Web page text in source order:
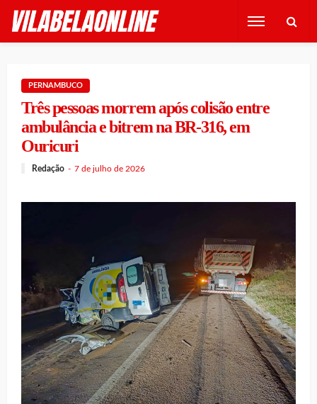
PERNAMBUCO
Três pessoas morrem após colisão entre
ambulância e bitrem na BR-316, em
Ouricuri
Redação 7 de julho de 2026